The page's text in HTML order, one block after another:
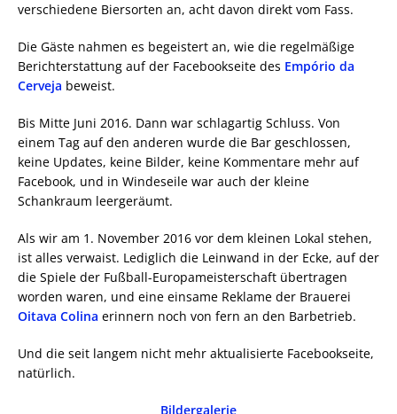
verschiedene Biersorten an, acht davon direkt vom Fass.
Die Gäste nahmen es begeistert an, wie die regelmäßige
Berichterstattung auf der Facebookseite des Empório da
Cerveja beweist.
Bis Mitte Juni 2016. Dann war schlagartig Schluss. Von
einem Tag auf den anderen wurde die Bar geschlossen,
keine Updates, keine Bilder, keine Kommentare mehr auf
Facebook, und in Windeseile war auch der kleine
Schankraum leergeräumt.
Als wir am 1. November 2016 vor dem kleinen Lokal stehen,
ist alles verwaist. Lediglich die Leinwand in der Ecke, auf der
die Spiele der Fußball-Europameisterschaft übertragen
worden waren, und eine einsame Reklame der Brauerei
Oitava Colina erinnern noch von fern an den Barbetrieb.
Und die seit langem nicht mehr aktualisierte Facebookseite,
natürlich.
Bildergalerie